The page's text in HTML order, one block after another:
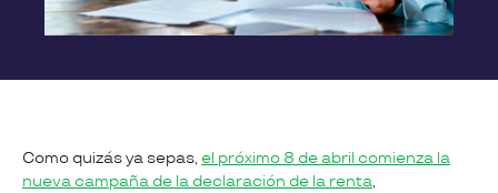
Como quizás ya sepas, el próximo 8 de abril comienza la
nueva campaña de la declaración de la renta,